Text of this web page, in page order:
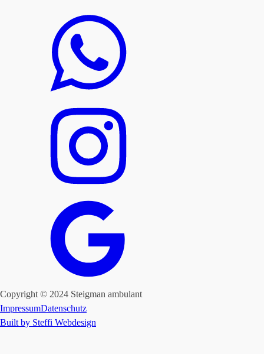
Copyright © 2024 Steigman ambulant
ImpressumDatenschutz
Built by Steffi Webdesign